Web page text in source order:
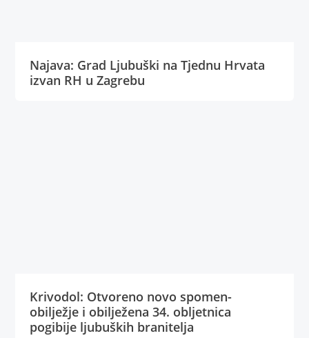
Najava: Grad Ljubuški na Tjednu Hrvata
izvan RH u Zagrebu
Krivodol: Otvoreno novo spomen-
obilježje i obilježena 34. obljetnica
pogibije ljubuških branitelja